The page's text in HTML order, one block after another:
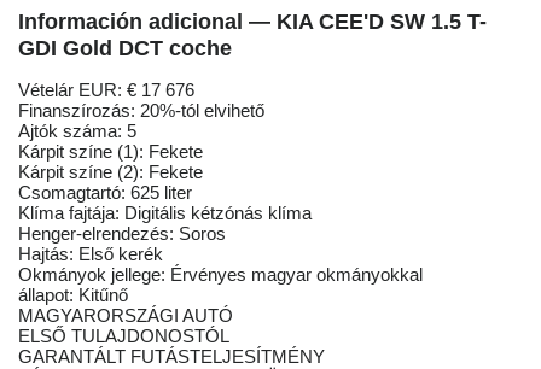
Información adicional — KIA CEE'D SW 1.5 T-
GDI Gold DCT coche
Vételár EUR: € 17 676
Finanszírozás: 20%-tól elvihető
Ajtók száma: 5
Kárpit színe (1): Fekete
Kárpit színe (2): Fekete
Csomagtartó: 625 liter
Klíma fajtája: Digitális kétzónás klíma
Henger-elrendezés: Soros
Hajtás: Első kerék
Okmányok jellege: Érvényes magyar okmányokkal
állapot: Kitűnő
MAGYARORSZÁGI AUTÓ
ELSŐ TULAJDONOSTÓL
GARANTÁLT FUTÁSTELJESÍTMÉNY